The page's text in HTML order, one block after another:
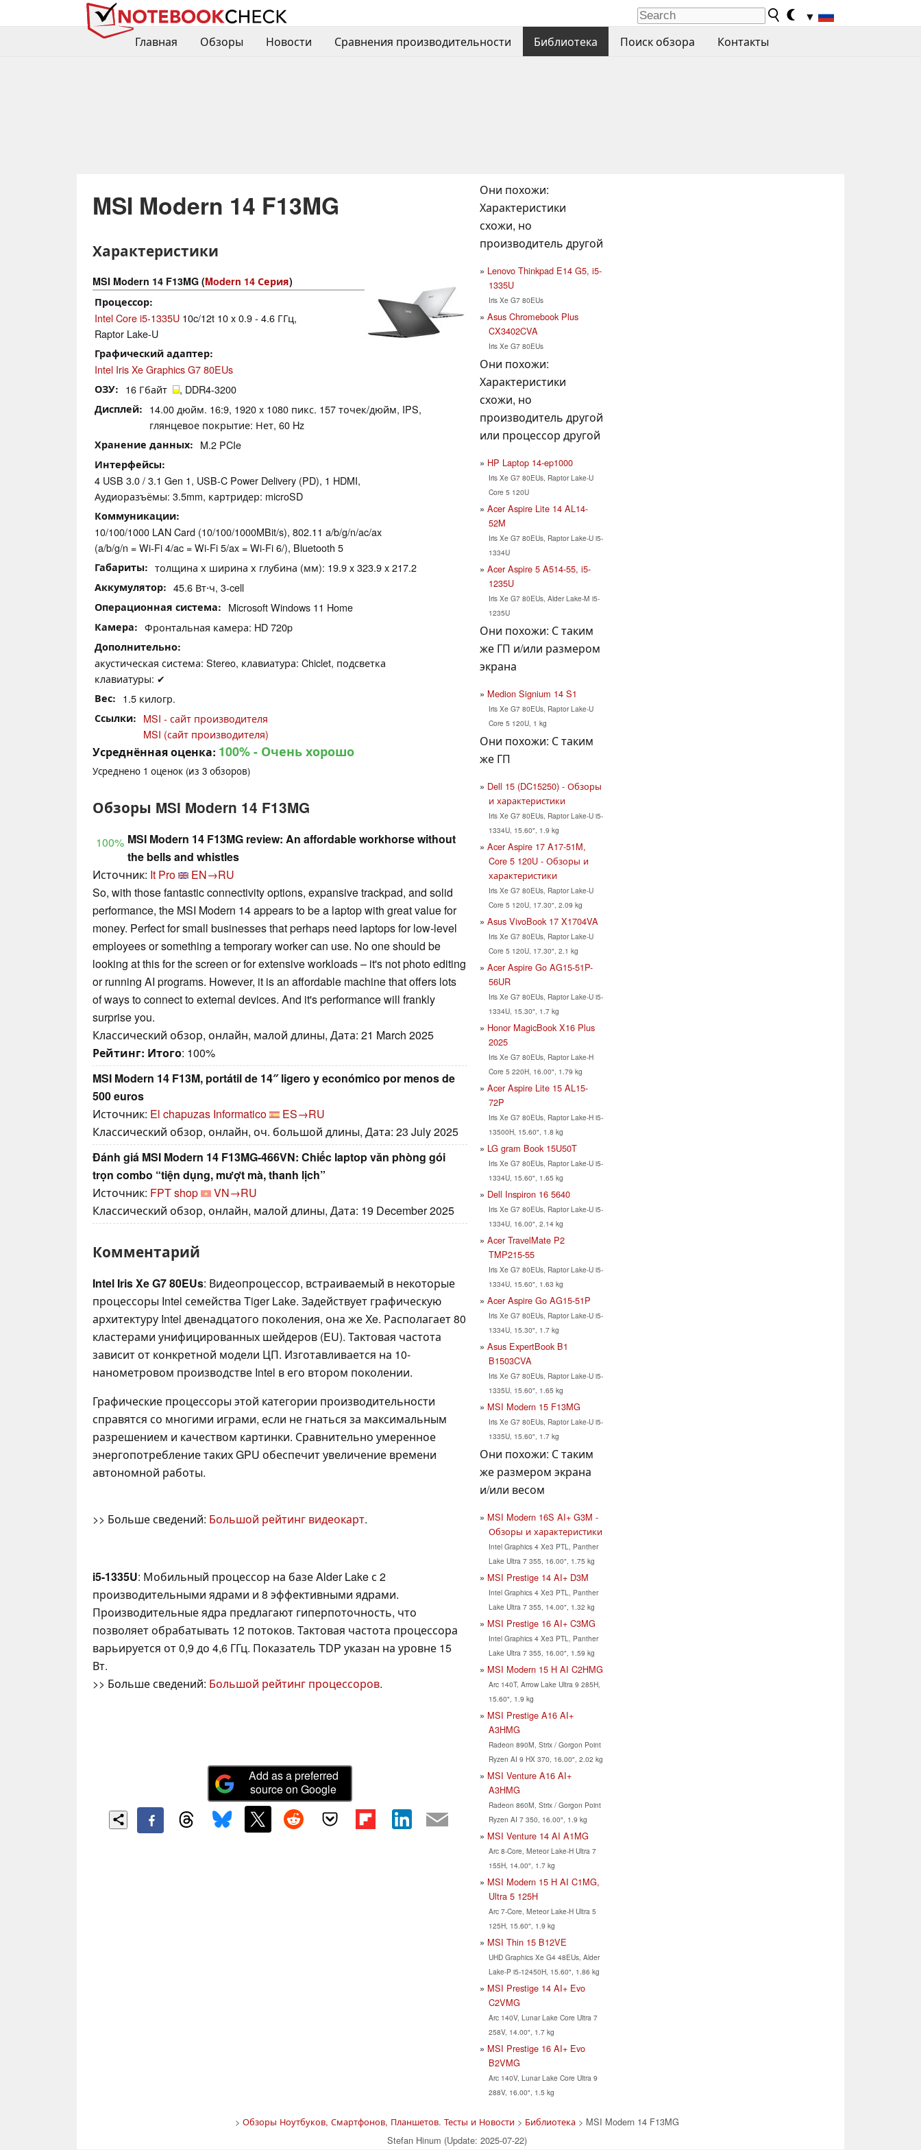
▼
Главная
Обзоры Новости Сравнения производительности Библиотека Поиск обзора Контакты
MSI Modern 14 F13MG
Характеристики
MSI Modern 14 F13MG (Modern 14 Серия)
Процессор
Intel Core i5-1335U 10c/12t 10 x 0.9 - 4.6 ГГц,
Raptor Lake-U
Графический адаптер
Intel Iris Xe Graphics G7 80EUs
ОЗУ 16 Гбайт , DDR4-3200
Дисплей
14.00 дюйм. 16:9, 1920 x 1080 пикс. 157 точек/дюйм, IPS,
глянцевое покрытие: Нет, 60 Hz
Хранение данных M.2 PCIe
Интерфейсы
4 USB 3.0 / 3.1 Gen 1, USB-C Power Delivery (PD), 1 HDMI,
Аудиоразъёмы: 3.5mm, картридер: microSD
Коммуникации
10/100/1000 LAN Card (10/100/1000MBit/s), 802.11 a/b/g/n/ac/ax
(a/b/g/n = Wi-Fi 4/ac = Wi-Fi 5/ax = Wi-Fi 6/), Bluetooth 5
Габариты толщина х ширина х глубина (мм): 19.9 x 323.9 x 217.2
Аккумулятор 45.6 Вт⋅ч, 3-cell
Операционная система Microsoft Windows 11 Home
Камера Фронтальная камера: HD 720p
Дополнительно
акустическая система: Stereo, клавиатура: Chiclet, подсветка
клавиатуры: ✔
Вес 1.5 килогр.
Ссылки
MSI - сайт производителя
MSI (сайт производителя)
Усреднённая оценка: 100%- Очень хорошо
Усреднено 1 оценок (из 3 обзоров)
Обзоры MSI Modern 14 F13MG
100% MSI Modern 14 F13MG review: An affordable workhorse without
the bells and whistles
Источник: It Pro
EN→RU
So, with those fantastic connectivity options, expansive trackpad, and solid
performance, the MSI Modern 14 appears to be a laptop with great value for
money. Perfect for small businesses that perhaps need laptops for low-level
employees or something a temporary worker can use. No one should be
looking at this for the screen or for extensive workloads – it's not photo editing
or running AI programs. However, it is an affordable machine that offers lots
of ways to connect to external devices. And it's performance will frankly
surprise you.
Классический обзор, онлайн, малой длины, Дата: 21 March 2025
Рейтинг: Итого: 100%
MSI Modern 14 F13M, portátil de 14″ ligero y económico por menos de
500 euros
Источник: El chapuzas Informatico
ES→RU
Классический обзор, онлайн, оч. большой длины, Дата: 23 July 2025
Đánh giá MSI Modern 14 F13MG-466VN: Chiếc laptop văn phòng gói
trọn combo “tiện dụng, mượt mà, thanh lịch”
Источник: FPT shop
VN→RU
Классический обзор, онлайн, малой длины, Дата: 19 December 2025
Комментарий
Intel Iris Xe G7 80EUs: Видеопроцессор, встраиваемый в некоторые
процессоры Intel семейства Tiger Lake. Задействует графическую
архитектуру Intel двенадцатого поколения, она же Xe. Располагает 80
кластерами унифицированных шейдеров (EU). Тактовая частота
зависит от конкретной модели ЦП. Изготавливается на 10-
нанометровом производстве Intel в его втором поколении.
Графические процессоры этой категории производительности
справятся со многими играми, если не гнаться за максимальным
разрешением и качеством картинки. Сравнительно умеренное
энергопотребление таких GPU обеспечит увеличение времени
автономной работы.
>> Больше сведений: Большой рейтинг видеокарт.
i5-1335U: Мобильный процессор на базе Alder Lake с 2
производительными ядрами и 8 эффективными ядрами.
Производительные ядра предлагают гиперпоточность, что
позволяет обрабатывать 12 потоков. Тактовая частота процессора
варьируется от 0,9 до 4,6 ГГц. Показатель TDP указан на уровне 15
Вт.
>> Больше сведений: Большой рейтинг процессоров.
Add as a preferred
source on Google
Они похожи:
Характеристики
схожи, но
производитель другой
Lenovo Thinkpad E14 G5, i5-
1335U
Iris Xe G7 80EUs
Asus Chromebook Plus
CX3402CVA
Iris Xe G7 80EUs
Они похожи:
Характеристики
схожи, но
производитель другой
или процессор другой
HP Laptop 14-ep1000
Iris Xe G7 80EUs, Raptor Lake-U
Core 5 120U
Acer Aspire Lite 14 AL14-
52M
Iris Xe G7 80EUs, Raptor Lake-U i5-
1334U
Acer Aspire 5 A514-55, i5-
1235U
Iris Xe G7 80EUs, Alder Lake-M i5-
1235U
Они похожи: С таким
же ГП и/или размером
экрана
Medion Signium 14 S1
Iris Xe G7 80EUs, Raptor Lake-U
Core 5 120U, 1 kg
Они похожи: С таким
же ГП
Dell 15 (DC15250) - Обзоры
и характеристики
Iris Xe G7 80EUs, Raptor Lake-U i5-
1334U, 15.60", 1.9 kg
Acer Aspire 17 A17-51M,
Core 5 120U - Обзоры и
характеристики
Iris Xe G7 80EUs, Raptor Lake-U
Core 5 120U, 17.30", 2.09 kg
Asus VivoBook 17 X1704VA
Iris Xe G7 80EUs, Raptor Lake-U
Core 5 120U, 17.30", 2.1 kg
Acer Aspire Go AG15-51P-
56UR
Iris Xe G7 80EUs, Raptor Lake-U i5-
1334U, 15.30", 1.7 kg
Honor MagicBook X16 Plus
2025
Iris Xe G7 80EUs, Raptor Lake-H
Core 5 220H, 16.00", 1.79 kg
Acer Aspire Lite 15 AL15-
72P
Iris Xe G7 80EUs, Raptor Lake-H i5-
13500H, 15.60", 1.8 kg
LG gram Book 15U50T
Iris Xe G7 80EUs, Raptor Lake-U i5-
1334U, 15.60", 1.65 kg
Dell Inspiron 16 5640
Iris Xe G7 80EUs, Raptor Lake-U i5-
1334U, 16.00", 2.14 kg
Acer TravelMate P2
TMP215-55
Iris Xe G7 80EUs, Raptor Lake-U i5-
1334U, 15.60", 1.63 kg
Acer Aspire Go AG15-51P
Iris Xe G7 80EUs, Raptor Lake-U i5-
1334U, 15.30", 1.7 kg
Asus ExpertBook B1
B1503CVA
Iris Xe G7 80EUs, Raptor Lake-U i5-
1335U, 15.60", 1.65 kg
MSI Modern 15 F13MG
Iris Xe G7 80EUs, Raptor Lake-U i5-
1335U, 15.60", 1.7 kg
Они похожи: С таким
же размером экрана
и/или весом
MSI Modern 16S AI+ G3M -
Обзоры и характеристики
Intel Graphics 4 Xe3 PTL, Panther
Lake Ultra 7 355, 16.00", 1.75 kg
MSI Prestige 14 AI+ D3M
Intel Graphics 4 Xe3 PTL, Panther
Lake Ultra 7 355, 14.00", 1.32 kg
MSI Prestige 16 AI+ C3MG
Intel Graphics 4 Xe3 PTL, Panther
Lake Ultra 7 355, 16.00", 1.59 kg
MSI Modern 15 H AI C2HMG
Arc 140T, Arrow Lake Ultra 9 285H,
15.60", 1.9 kg
MSI Prestige A16 AI+
A3HMG
Radeon 890M, Strix / Gorgon Point
Ryzen AI 9 HX 370, 16.00", 2.02 kg
MSI Venture A16 AI+
A3HMG
Radeon 860M, Strix / Gorgon Point
Ryzen AI 7 350, 16.00", 1.9 kg
MSI Venture 14 AI A1MG
Arc 8-Core, Meteor Lake-H Ultra 7
155H, 14.00", 1.7 kg
MSI Modern 15 H AI C1MG,
Ultra 5 125H
Arc 7-Core, Meteor Lake-H Ultra 5
125H, 15.60", 1.9 kg
MSI Thin 15 B12VE
UHD Graphics Xe G4 48EUs, Alder
Lake-P i5-12450H, 15.60", 1.86 kg
MSI Prestige 14 AI+ Evo
C2VMG
Arc 140V, Lunar Lake Core Ultra 7
258V, 14.00", 1.7 kg
MSI Prestige 16 AI+ Evo
B2VMG
Arc 140V, Lunar Lake Core Ultra 9
288V, 16.00", 1.5 kg
> Обзоры Ноутбуков, Смартфонов, Планшетов. Тесты и Новости> Библиотека> MSI Modern 14 F13MG
Stefan Hinum (Update: 2025-07-22)